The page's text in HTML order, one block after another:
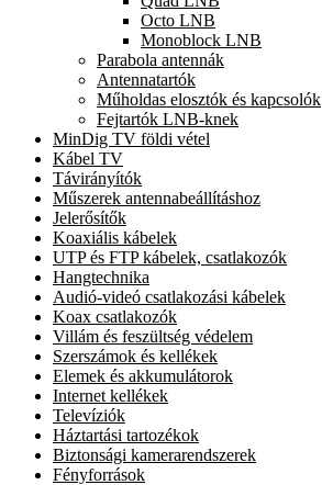
Octo LNB
Monoblock LNB
Parabola antennák
Antennatartók
Műholdas elosztók és kapcsolók
Fejtartók LNB-knek
MinDig TV földi vétel
Kábel TV
Távirányítók
Műszerek antennabeállításhoz
Jelerősítők
Koaxiális kábelek
UTP és FTP kábelek, csatlakozók
Hangtechnika
Audió-videó csatlakozási kábelek
Koax csatlakozók
Villám és feszültség védelem
Szerszámok és kellékek
Elemek és akkumulátorok
Internet kellékek
Televíziók
Háztartási tartozékok
Biztonsági kamerarendszerek
Fényforrások